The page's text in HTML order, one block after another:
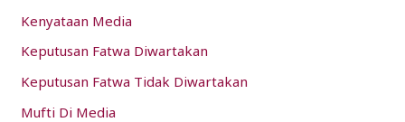
Kenyataan Media
Keputusan Fatwa Diwartakan
Keputusan Fatwa Tidak Diwartakan
Mufti Di Media